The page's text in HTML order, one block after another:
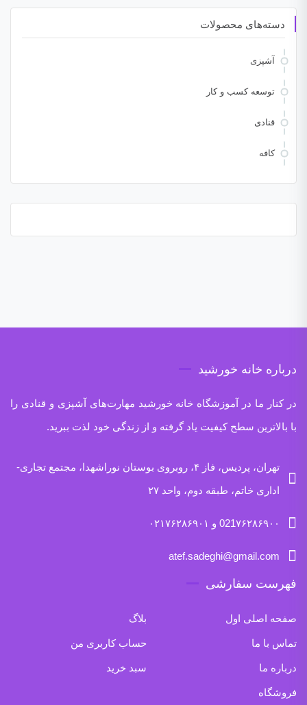
دسته‌های محصولات
آشپزی
توسعه کسب و کار
قنادی
کافه
درباره خانه خورشید
در کنار ما در آموزشگاه خانه خورشید مهارت‌های آشپزی و قنادی را
با بالاترین سطح کیفیت یاد گرفته و از زندگی خود لذت ببرید.
تهران، پردیس، فاز ۴، روبروی بوستان نوراشهدا، مجتمع تجاری-
اداری خاتم، طبقه دوم، واحد ۲۷
021۷۶۲۸۶۹۰۰ و ۰۲۱۷۶۲۸۶۹۰۱
atef.sadeghi@gmail.com
فهرست سفارشی
صفحه اصلی اول بلاگ
تماس با ما حساب کاربری من
درباره ما سبد خرید
فروشگاه